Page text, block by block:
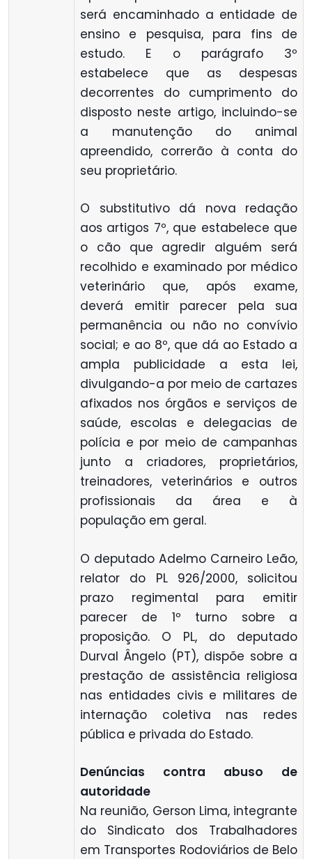
será encaminhado a entidade de
ensino e pesquisa, para fins de
estudo. E o parágrafo 3º
estabelece que as despesas
decorrentes do cumprimento do
disposto neste artigo, incluindo-se
a manutenção do animal
apreendido, correrão à conta do
seu proprietário.
O substitutivo dá nova redação
aos artigos 7º, que estabelece que
o cão que agredir alguém será
recolhido e examinado por médico
veterinário que, após exame,
deverá emitir parecer pela sua
permanência ou não no convívio
social; e ao 8º, que dá ao Estado a
ampla publicidade a esta lei,
divulgando-a por meio de cartazes
afixados nos órgãos e serviços de
saúde, escolas e delegacias de
polícia e por meio de campanhas
junto a criadores, proprietários,
treinadores, veterinários e outros
profissionais da área e à
população em geral.
O deputado Adelmo Carneiro Leão,
relator do PL 926/2000, solicitou
prazo regimental para emitir
parecer de 1º turno sobre a
proposição. O PL, do deputado
Durval Ângelo (PT), dispõe sobre a
prestação de assistência religiosa
nas entidades civis e militares de
internação coletiva nas redes
pública e privada do Estado.
Denúncias contra abuso de
autoridade
Na reunião, Gerson Lima, integrante
do Sindicato dos Trabalhadores
em Transportes Rodoviários de Belo